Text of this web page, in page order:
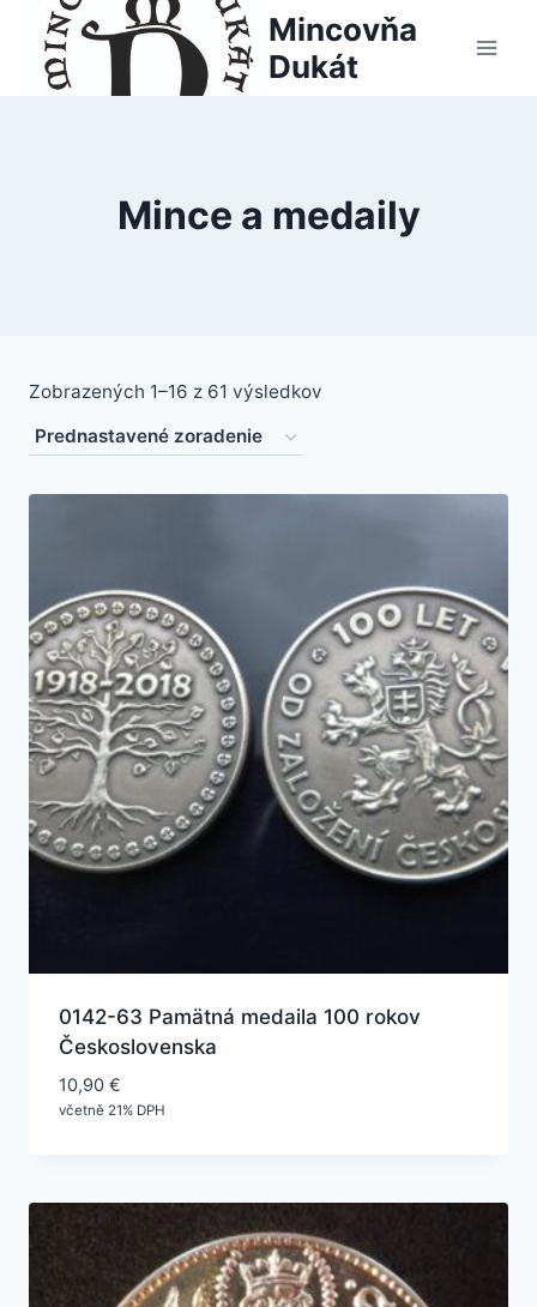
content
Mincovňa
Dukát
Mince a medaily
Zobrazených 1–16 z 61 výsledkov
0142-63 Pamätná medaila 100 rokov
Československa
10,90 €
včetně 21% DPH